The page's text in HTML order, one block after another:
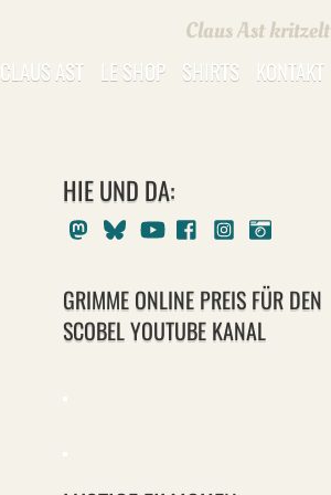
Claus Ast kritzelt
CLAUS AST LE SHOP SHIRTS KONTAKT
HIE UND DA:
MastodonBlueskyYoutubeFacebookInstagram
GRIMME ONLINE PREIS FÜR DEN
SCOBEL YOUTUBE KANAL